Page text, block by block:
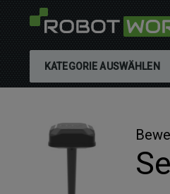
KATEGORIE AUSWÄHLEN